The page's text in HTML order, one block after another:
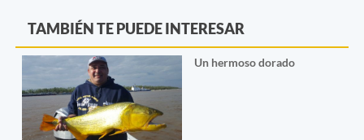
TAMBIÉN TE PUEDE INTERESAR
Un hermoso dorado